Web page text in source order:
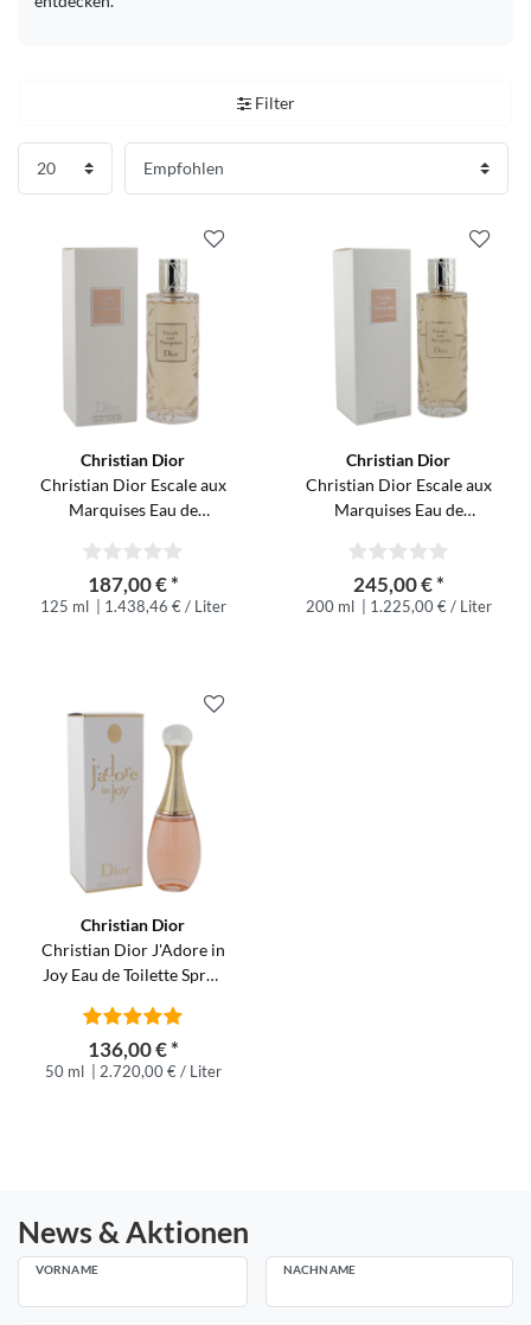
Filter
Christian Dior
Christian Dior Escale aux
Marquises Eau de
187,00 € *
125 ml | 1.438,46 € / Liter
Christian Dior
Christian Dior Escale aux
Marquises Eau de
245,00 € *
200 ml | 1.225,00 € / Liter
Christian Dior
Christian Dior J'Adore in
Joy Eau de Toilette Spray
136,00 € *
50 ml | 2.720,00 € / Liter
News & Aktionen
VORNAME NACHNAME